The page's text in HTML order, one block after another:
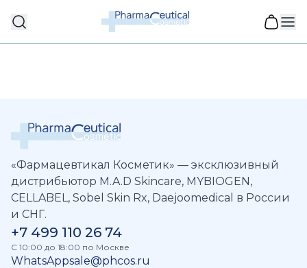
«Фармацевтикал Косметик» — эксклюзивный
дистрибьютор M.A.D Skincare, MYBIOGEN,
CELLABEL, Sobel Skin Rx, Daejoomedical в России
и СНГ.
+7 499 110 26 74
C 10:00 до 18:00 по Москве
WhatsAppsale@phcos.ru